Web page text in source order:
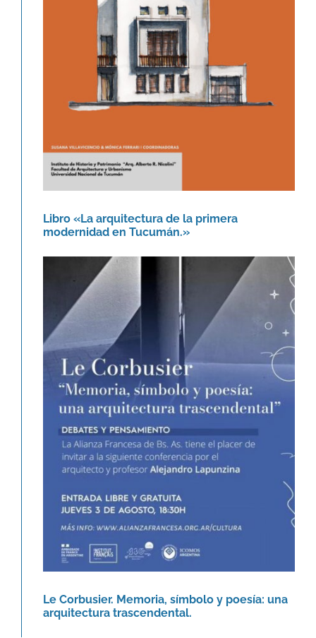
Libro «La arquitectura de la
primera modernidad en Tucumán.»
Novedades
Libro «La arquitectura de la primera
modernidad en Tucumán.»
Le Corbusier. Memoria, símbolo y
poesía: una arquitectura
trascendental.
Agenda
Le Corbusier. Memoria, símbolo y poesía: una
arquitectura trascendental.